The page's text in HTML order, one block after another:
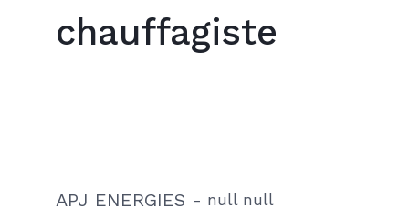
chauffagiste
APJ ENERGIES - null null